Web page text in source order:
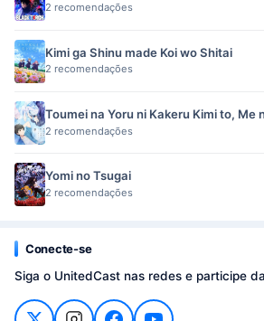
2 recomendações
Kimi ga Shinu made Koi wo Shitai
2 recomendações
Toumei na Yoru ni Kakeru Kimi to, Me
2 recomendações
Yomi no Tsugai
2 recomendações
Conecte-se
Siga o UnitedCast nas redes e participe